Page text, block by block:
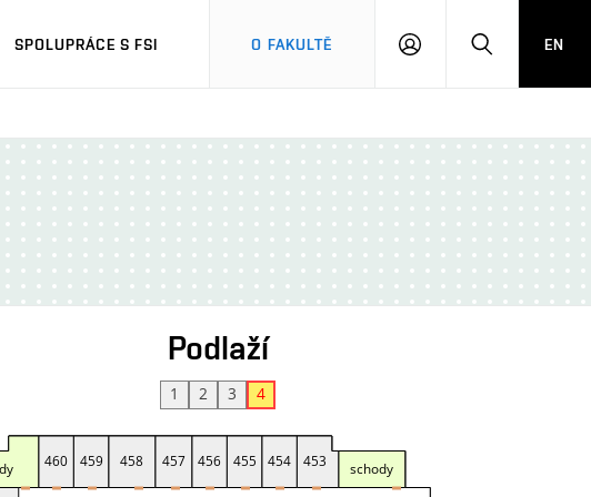
SPOLUPRÁCE S FSI O FAKULTĚ
PŘIHLÁŠENÍHLEDAT
EN
Podlaží
1 2 3 4